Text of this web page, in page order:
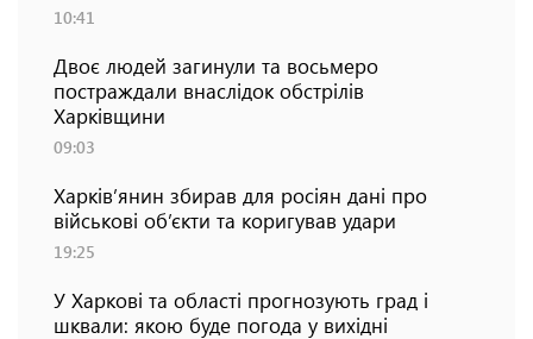
10:41
Двоє людей загинули та восьмеро
постраждали внаслідок обстрілів
Харківщини
09:03
Харків’янин збирав для росіян дані про
військові об’єкти та коригував удари
19:25
У Харкові та області прогнозують град і
шквали: якою буде погода у вихідні